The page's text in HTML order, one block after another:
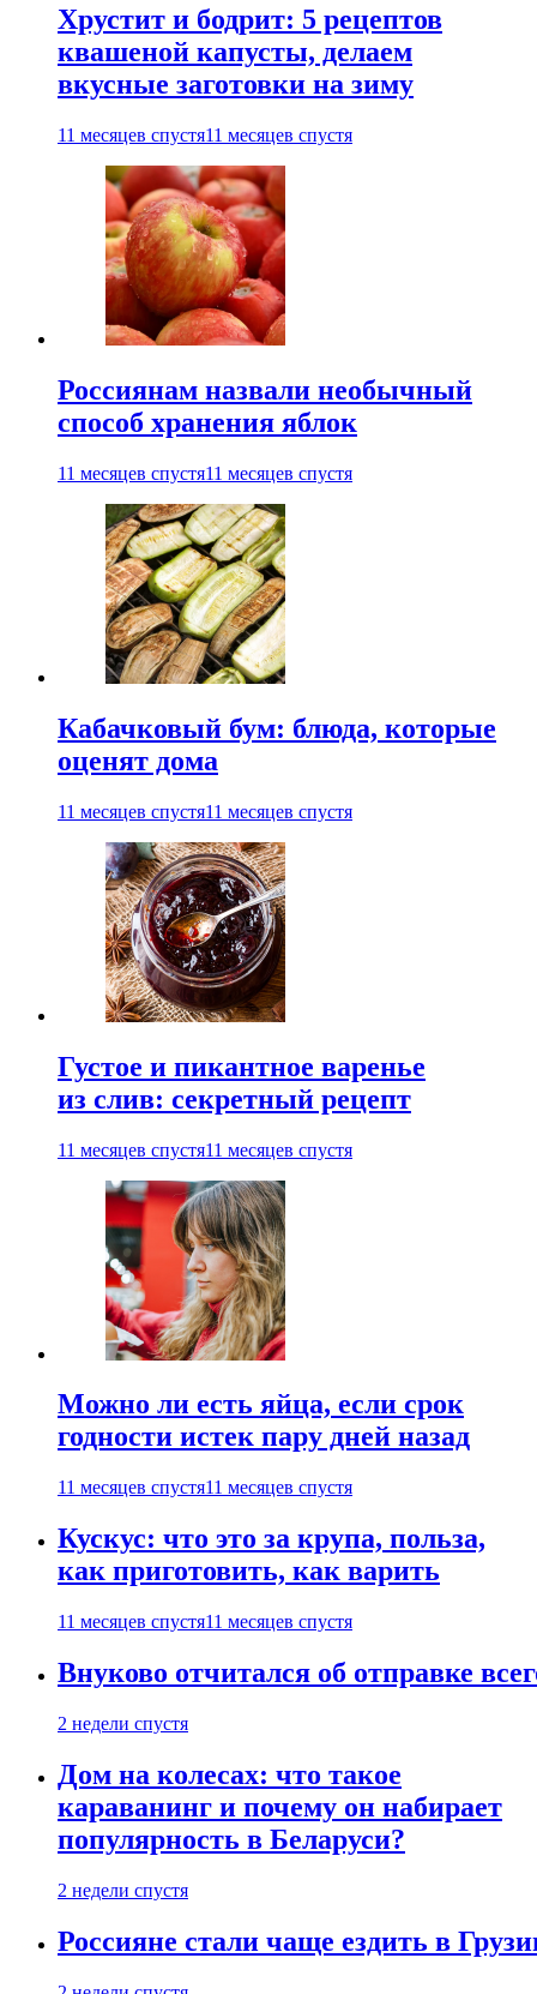
Хрустит и бодрит: 5 рецептов
квашеной капусты, делаем
вкусные заготовки на зиму
11 месяцев спустя11 месяцев спустя
Россиянам назвали необычный
способ хранения яблок
11 месяцев спустя11 месяцев спустя
Кабачковый бум: блюда, которые
оценят дома
11 месяцев спустя11 месяцев спустя
Густое и пикантное варенье
из слив: секретный рецепт
11 месяцев спустя11 месяцев спустя
Можно ли есть яйца, если срок
годности истек пару дней назад
11 месяцев спустя11 месяцев спустя
Кускус: что это за крупа, польза,
как приготовить, как варить
11 месяцев спустя11 месяцев спустя
Внуково отчитался об отправке
2 недели спустя
Дом на колесах: что такое
караванинг и почему он набирает
популярность в Беларуси?
2 недели спустя
Россияне стали чаще ездить в